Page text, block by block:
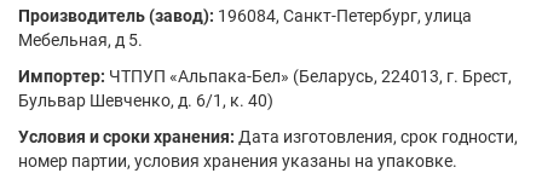
Производитель (завод): 196084, Санкт-Петербург, улица
Мебельная, д 5.
Импортер: ЧТПУП «Альпака-Бел» (Беларусь, 224013, г. Брест,
Бульвар Шевченко, д. 6/1, к. 40)
Условия и сроки хранения: Дата изготовления, срок годности,
номер партии, условия хранения указаны на упаковке.